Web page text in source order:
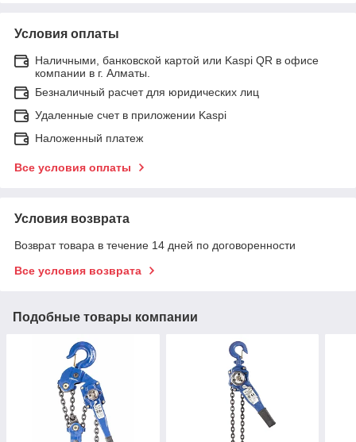
Условия оплаты
Наличными, банковской картой или Kaspi QR в офисе
компании в г. Алматы.
Безналичный расчет для юридических лиц
Удаленные счет в приложении Kaspi
Наложенный платеж
Все условия оплаты
Условия возврата
Возврат товара в течение 14 дней по договоренности
Все условия возврата
Подобные товары компании